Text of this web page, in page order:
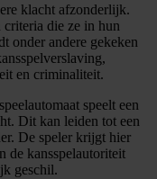
klacht afzonderlijk.
criteria die ze in hun
onder andere gekeken
en criminaliteit.
speelt een
Dit kan leiden tot een
De speler krijgt hier
de kansspelautoriteit
geschil.